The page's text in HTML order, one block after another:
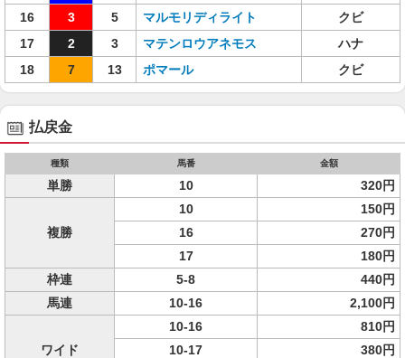
16
3 5 マルモリディライト
クビ
17
2 3 マテンロウアネモス
ハナ
18
7 13 ポマール クビ
払戻金
種類 馬番 金額
単勝 10 320円
複勝
10
150円
16
270円
17
180円
枠連
5-8
440円
馬連
10-16 2,100円
ワイド
10-16
810円
10-17
380円